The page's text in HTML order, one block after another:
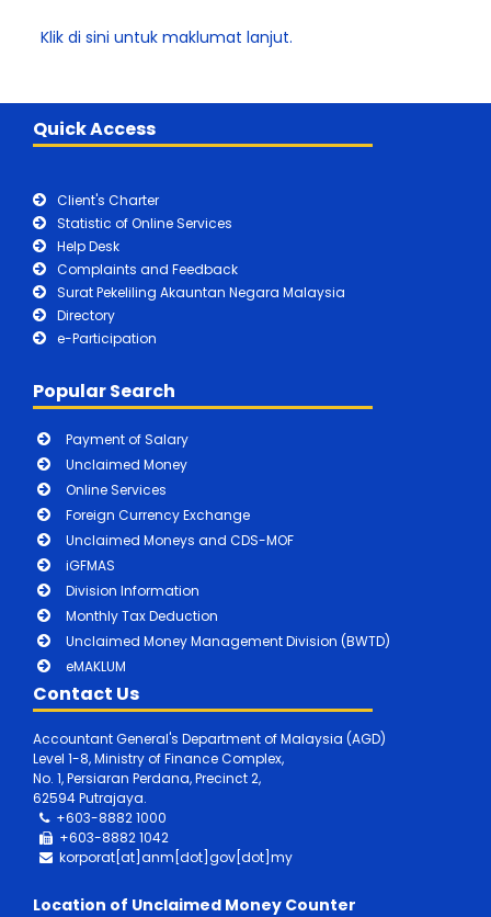
Klik di sini untuk maklumat lanjut.
Quick Access
Client's Charter
Statistic of Online Services
Help Desk
Complaints and Feedback
Surat Pekeliling Akauntan Negara Malaysia
Directory
e-Participation
Popular Search
Payment of Salary
Unclaimed Money
Online Services
Foreign Currency Exchange
Unclaimed Moneys and CDS-MOF
iGFMAS
Division Information
Monthly Tax Deduction
Unclaimed Money Management Division (BWTD)
eMAKLUM
Contact Us
Accountant General's Department of Malaysia (AGD)
Level 1-8, Ministry of Finance Complex,
No. 1, Persiaran Perdana, Precinct 2,
62594 Putrajaya.
+603-8882 1000
+603-88821042
korporat[at]anm[dot]gov[dot]my
Location of Unclaimed Money Counter